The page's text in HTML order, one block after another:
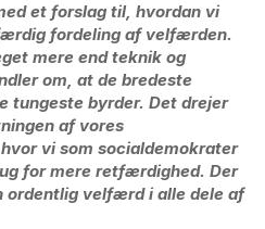
et forslag til, hvordan vi
fordeling af velfærden.
mere end teknik og
om, at de bredeste
tungeste byrder. Det drejer
af vores
vi som socialdemokrater
for mere retfærdighed. Der
ordentlig velfærd i alle dele af